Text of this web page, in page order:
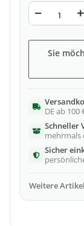
Sie
DE ab
Schneller
mehrmals
Sicher
Weitere